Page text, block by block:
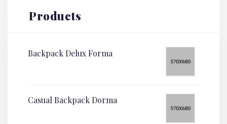
Products
Backpack Delux Forma
Casual Backpack Dorma